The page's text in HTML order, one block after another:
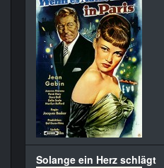
Solange ein Herz schlägt